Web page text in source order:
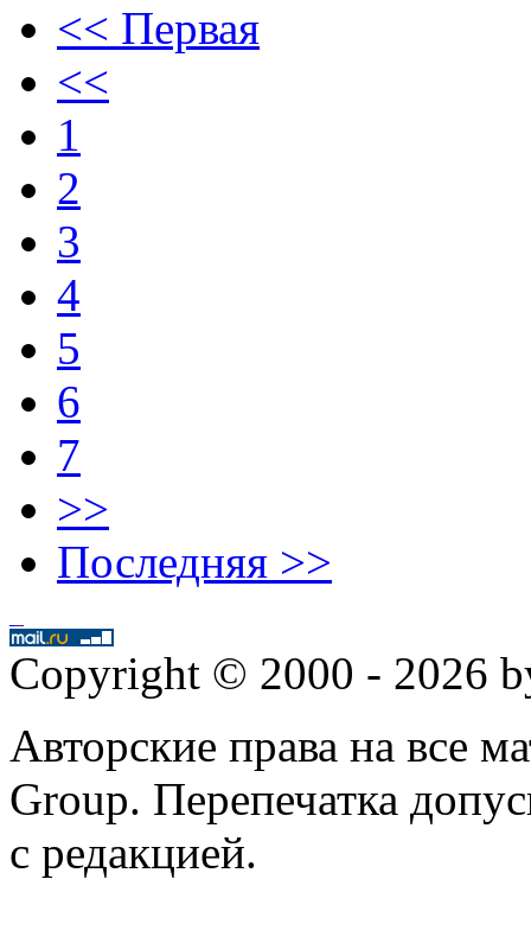
<< Первая
<<
1
2
3
4
5
6
7
>>
Последняя >>
Copyright © 2000 - 2026
Авторские права на все
Group. Перепечатка
с редакцией.